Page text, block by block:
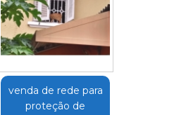
venda de rede para
proteção de